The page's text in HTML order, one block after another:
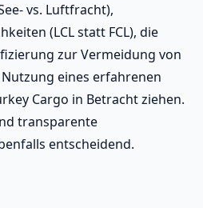
vs. Luftfracht),
(LCL statt FCL), die
zur Vermeidung von
eines erfahrenen
Cargo in Betracht ziehen.
transparente
entscheidend.